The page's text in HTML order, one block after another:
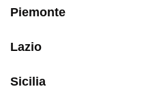
Piemonte
Lazio
Sicilia